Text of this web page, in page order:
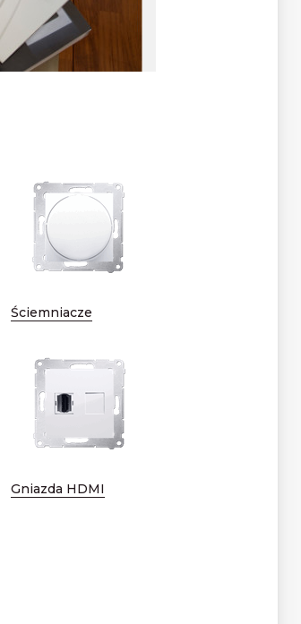
Ściemniacze
Gniazda HDMI